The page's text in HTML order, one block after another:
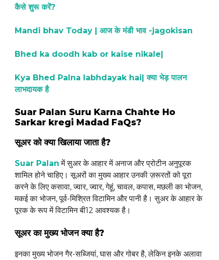
कैसे शुरू करें?
Mandi bhav Today | आज के मंडी भाव -jagokisan
Bhed ka doodh kab or kaise nikale|
Kya Bhed Palna labhdayak hai| क्या भेड़ पालन
लाभदायक है
Suar Palan Suru Karna Chahte Ho
Sarkar kregi Madad FaQs?
सूअर को क्या खिलाया जाता है?
Suar Palan में सुअर के आहार में अनाज और प्रोटीन अनुपूरक
शामिल होने चाहिए। सूअरों का मुख्य आहार उनकी ज़रूरतों को पूरा
करने के लिए कसावा, ज्वार, ज्वार, गेहूं, चावल, कपास, मछली का भोजन,
मकई का भोजन, पूर्व-मिश्रित विटामिन और पानी है। सुअर के आहार के
पूरक के रूप में विटामिन बी12 आवश्यक है।
सूअर का मुख्य भोजन क्या है?
इनका मुख्य भोजन गैर-सब्जियां, घास और गोबर है, लेकिन इनके अलावा